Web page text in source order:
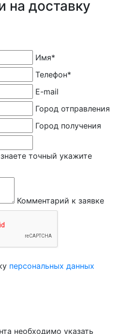
на доставку
Имя*
Телефон*
E-mail
Город отправления
Город получения
точный укажите
Комментарий к заявке
персональных данных
необходимо указать